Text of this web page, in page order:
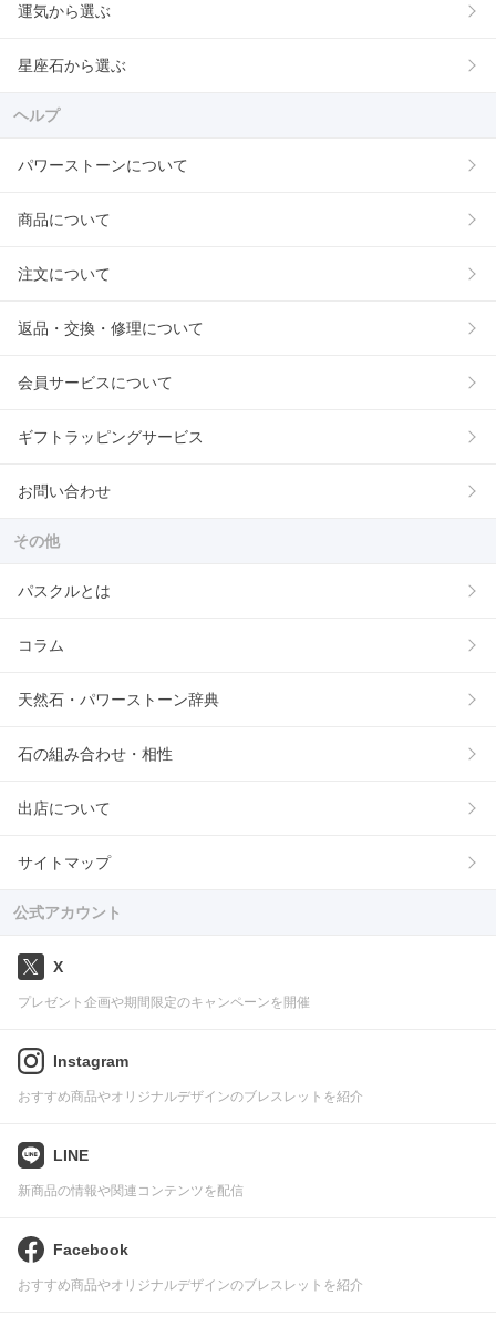
運気から選ぶ
星座石から選ぶ
ヘルプ
パワーストーンについて
商品について
注文について
返品・交換・修理について
会員サービスについて
ギフトラッピングサービス
お問い合わせ
その他
パスクルとは
コラム
天然石・パワーストーン辞典
石の組み合わせ・相性
出店について
サイトマップ
公式アカウント
X
プレゼント企画や期間限定のキャンペーンを開催
Instagram
おすすめ商品やオリジナルデザインのブレスレットを紹介
LINE
新商品の情報や関連コンテンツを配信
Facebook
おすすめ商品やオリジナルデザインのブレスレットを紹介